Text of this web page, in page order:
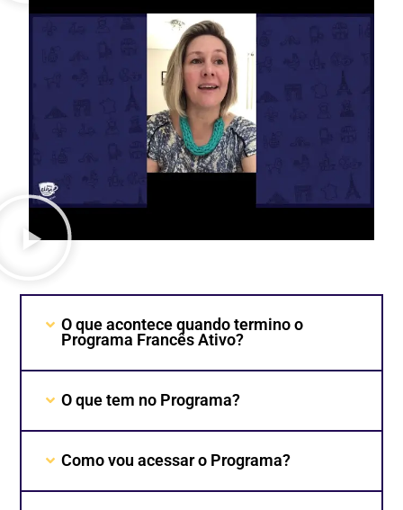
O que acontece quando termino o
Programa Francês Ativo?
O que tem no Programa?
Como vou acessar o Programa?